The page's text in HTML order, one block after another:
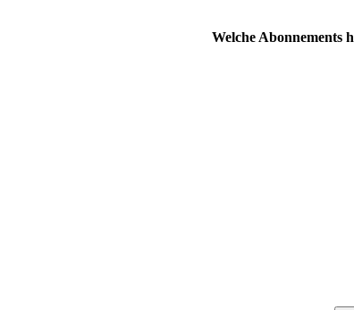
Welche Abonnements